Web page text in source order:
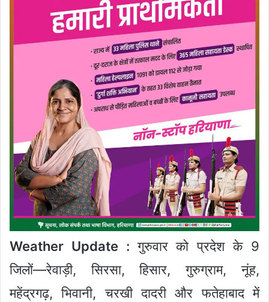
Weather Update :गुरुवार को प्रदेश के 9
जिलों—रेवाड़ी, सिरसा, हिसार, गुरुग्राम, नूंह,
महेंद्रगढ़, भिवानी, चरखी दादरी और फतेहाबाद में